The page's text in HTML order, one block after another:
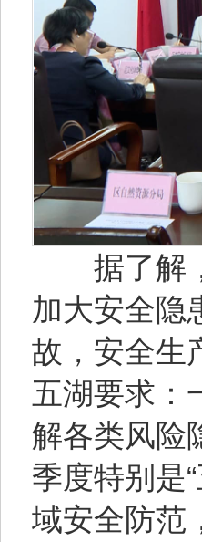
据了解，
加大安全隐
故，安全生
五湖要求：
解各类风险
季度特别是
域安全防范